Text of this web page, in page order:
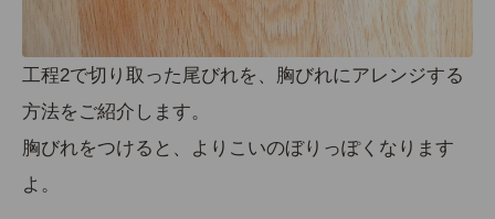
工程2で切り取った尾びれを、胸びれにアレンジする
方法をご紹介します。
胸びれをつけると、よりこいのぼりっぽくなります
よ。